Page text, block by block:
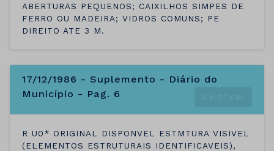
ABERTURAS PEQUENOS; CAIXILHOS SIMPES DE
FERRO OU MADEIRA; VIDROS COMUNS; PE
DIREITO ATE 3 M.
17/12/1986 - Suplemento - Diário do
Município - Pag. 6
R U0* ORIGINAL DISPONVEL ESTMTURA VISIVEL
(ELEMENTOS ESTRUTURAIS IDENTIFICAVEIS),